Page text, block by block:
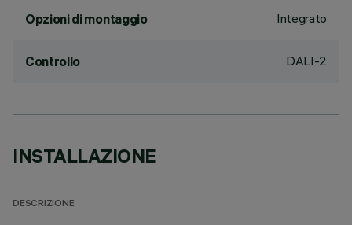
Opzioni di montaggio Integrato
Controllo DALI-2
INSTALLAZIONE
DESCRIZIONE